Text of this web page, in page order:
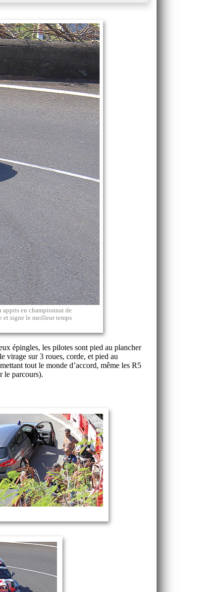
appris en championnat de
et signe le meilleur temps
épingles, les pilotes sont pied au plancher
virage sur 3 roues, corde, et pied au
tout le monde d’accord, même les R5
le parcours).